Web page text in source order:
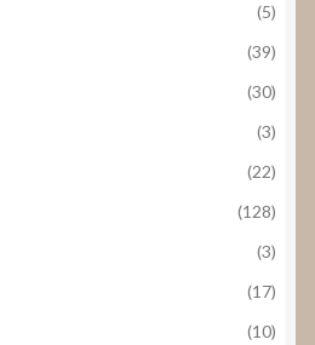
(5)
(39)
(30)
(3)
(22)
(128)
(3)
(17)
(10)